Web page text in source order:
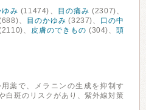
ゆみ (11474)、 目の痛み (2307)、
、 目のかゆみ (3237)、 口の中
、 皮膚のできもの (304)、頭
薬で、メラニンの生成を抑制す
白斑のリスクがあり、紫外線対策